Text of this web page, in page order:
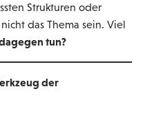
Strukturen oder
das Thema sein. Viel
tun?
der